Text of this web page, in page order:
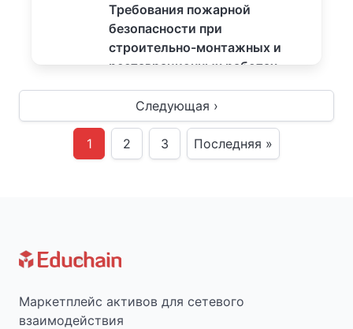
Требования пожарной
безопасности при
строительно-монтажных и
реставрационных работах
Подробнее...
1500
Следующая ›
1 2 3 Последняя »
Маркетплейс активов для сетевого
взаимодействия